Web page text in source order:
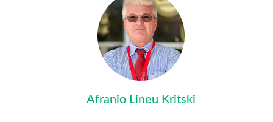
Afranio Lineu Kritski